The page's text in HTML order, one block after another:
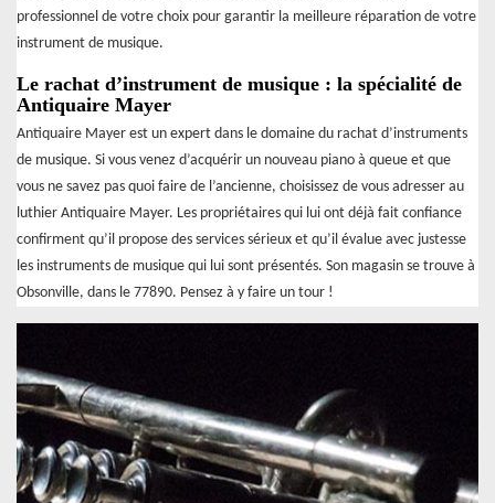
professionnel de votre choix pour garantir la meilleure réparation de votre
instrument de musique.
Le rachat d’instrument de musique : la spécialité de
Antiquaire Mayer
Antiquaire Mayer est un expert dans le domaine du rachat d’instruments
de musique. Si vous venez d’acquérir un nouveau piano à queue et que
vous ne savez pas quoi faire de l’ancienne, choisissez de vous adresser au
luthier Antiquaire Mayer. Les propriétaires qui lui ont déjà fait confiance
confirment qu’il propose des services sérieux et qu’il évalue avec justesse
les instruments de musique qui lui sont présentés. Son magasin se trouve à
Obsonville, dans le 77890. Pensez à y faire un tour !